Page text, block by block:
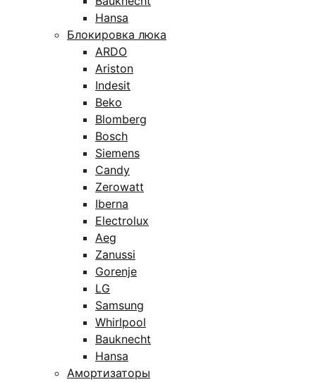
Hansa
Блокировка люка
ARDO
Ariston
Indesit
Beko
Blomberg
Bosch
Siemens
Candy
Zerowatt
Iberna
Electrolux
Aeg
Zanussi
Gorenje
LG
Samsung
Whirlpool
Bauknecht
Hansa
Амортизаторы